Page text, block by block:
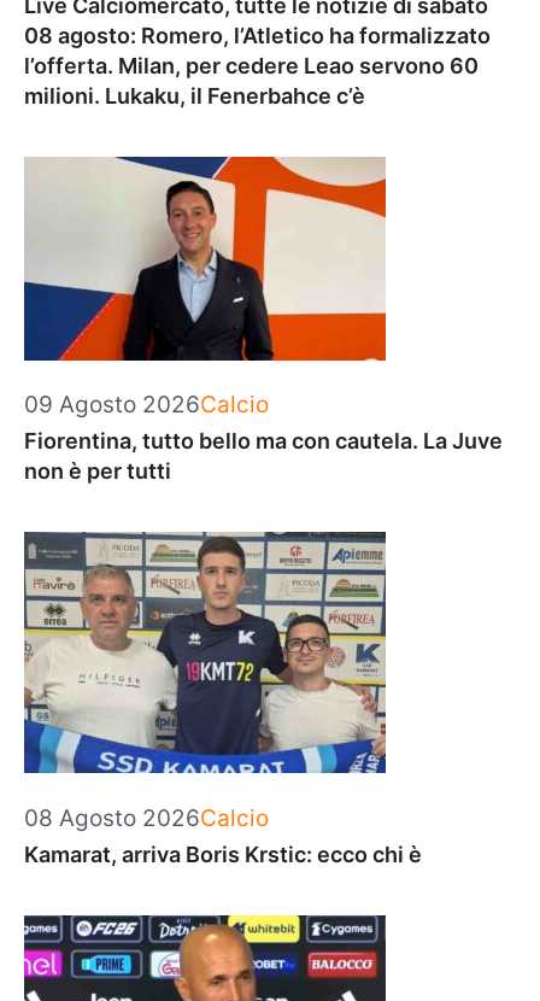
Live Calciomercato, tutte le notizie di sabato
08 agosto: Romero, l’Atletico ha formalizzato
l’offerta. Milan, per cedere Leao servono 60
milioni. Lukaku, il Fenerbahce c’è
09 Agosto 2026Categorie
Calcio
Fiorentina, tutto bello ma con cautela. La Juve
non è per tutti
08 Agosto 2026Categorie
Calcio
Kamarat, arriva Boris Krstic: ecco chi è